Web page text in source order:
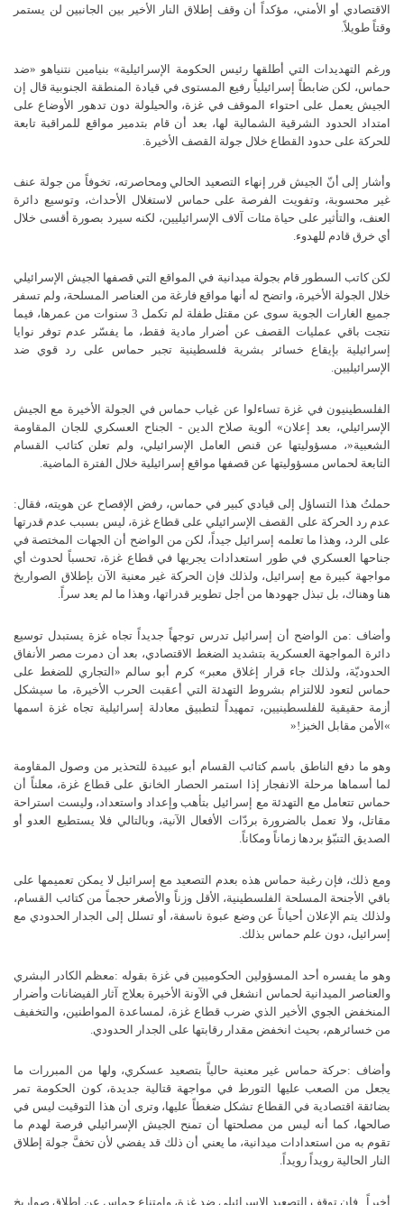
الاقتصادي أو الأمني، مؤكداً أن وقف إطلاق النار الأخير بين الجانبين لن يستمر
وقتاً طويلاً.
ورغم التهديدات التي أطلقها رئيس الحكومة الإسرائيلية« بنيامين نتنياهو »ضد
حماس، لكن ضابطاً إسرائيلياً رفيع المستوى في قيادة المنطقة الجنوبية قال
إن
الجيش يعمل على احتواء الموقف في غزة، والحيلولة دون تدهور الأوضاع على
امتداد
الحدود الشرقية الشمالية لها، بعد أن قام بتدمير مواقع للمراقبة تابعة
للحركة على حدود القطاع خلال جولة القصف الأخيرة
وأشار إلى أنّ الجيش قرر إنهاء التصعيد الحالي ومحاصرته، تخوفاً من جولة عنف
غير
محسوبة، وتفويت الفرصة على حماس لاستغلال الأحداث، وتوسيع دائرة
العنف، والتأثير على حياة مئات آلاف الإسرائيليين، لكنه سيرد بصورة أقسى خلال
أي خرق قادم للهدوء.
لكن كاتب السطور قام بجولة ميدانية في المواقع التي قصفها الجيش الإسرائيلي
خلال الجولة الأخيرة، واتضح له أنها مواقع فارغة من العناصر المسلحة، ولم تسفر
جميع
الغارات الجوية سوى عن مقتل طفلة لم تكمل 3 سنوات من عمرها، فيما
نتجت باقي عمليات القصف عن أضرار مادية فقط، ما يفسّر عدم توفر
نوايا
إسرائيلية
بإيقاع خسائر بشرية فلسطينية تجبر حماس على رد قوي
ضد
الإسرائيليين
الفلسطينيون في غزة تساءلوا عن غياب حماس في الجولة الأخيرة مع الجيش
الإسرائيلي، بعد إعلان« ألوية صلاح الدين - الجناح العسكري للجان المقاومة
الشعبية»، مسؤوليتها عن قنص العامل الإسرائيلي، ولم تعلن كتائب القسام
التابعة لحماس مسؤوليتها عن قصفها مواقع إسرائيلية خلال الفترة الماضية
حملتُ هذا التساؤل إلى قيادي كبير في حماس، رفض الإفصاح عن هويته، فقال:
عدم رد الحركة على القصف الإسرائيلي على قطاع غزة، ليس بسبب عدم قدرتها
على الرد، وهذا ما تعلمه إسرائيل جيداً، لكن من الواضح أن الجهات المختصة في
جناحها
العسكري في طور استعدادات يجريها في قطاع غزة، تحسباً لحدوث أي
مواجهة كبيرة مع إسرائيل، ولذلك فإن الحركة غير معنية الآن بإطلاق
الصواريخ
هنا وهناك، بل تبذل جهودها من أجل تطوير قدراتها، وهذا ما لم يعد سراً .
وأضاف :من الواضح أن إسرائيل تدرس توجهاً جديداً تجاه غزة يستبدل توسيع
دائرة
المواجهة العسكرية بتشديد الضغط الاقتصادي، بعد أن دمرت مصر
الأنفاق
الحدوديّة، ولذلك جاء قرار إغلاق معبر «كرم أبو سالم » التجاري للضغط على
حماس لتعود للالتزام بشروط التهدئة التي أعقبت الحرب الأخيرة، ما سيشكل
أزمة حقيقية للفلسطينيين، تمهيداً لتطبيق معادلة إسرائيلية تجاه غزة
اسمها
« الأمن مقابل الخبز »!
وهو ما دفع الناطق باسم كتائب القسام أبو عبيدة للتحذير من وصول
المقاومة
لما أسماها مرحلة الانفجار إذا استمر الحصار الخانق على قطاع غزة، معلناً أن
حماس تتعامل مع التهدئة مع إسرائيل بتأهب وإعداد واستعداد، وليست استراحة
مقاتل، ولا تعمل بالضرورة بردّات الأفعال الآنية، وبالتالي فلا يستطيع العدو أو
الصديق التنبّؤ بردها زماناً ومكاناً.
ومع ذلك، فإن رغبة حماس هذه بعدم التصعيد مع إسرائيل لا يمكن تعميمها على
باقي
الأجنحة المسلحة الفلسطينية، الأقل وزناً والأصغر حجماً من كتائب القسام،
ولذلك يتم الإعلان أحياناً عن وضع عبوة ناسفة، أو تسلل إلى الجدار الحدودي مع
إسرائيل، دون علم حماس بذلك
وهو ما يفسره أحد المسؤولين الحكوميين في غزة بقوله :معظم الكادر البشري
والعناصر الميدانية لحماس انشغل في الآونة الأخيرة بعلاج آثار الفيضانات وأضرار
المنخفض الجوي الأخير الذي ضرب قطاع غزة، لمساعدة المواطنين، والتخفيف
من خسائرهم، بحيث انخفض مقدار رقابتها على الجدار الحدودي
وأضاف :حركة حماس غير معنية حالياً بتصعيد عسكري، ولها من المبررات ما
يجعل من الصعب عليها التورط في مواجهة قتالية جديدة، كون الحكومة تمر
بضائقة اقتصادية في القطاع تشكل ضغطاً عليها، وترى أن هذا التوقيت ليس في
صالحها، كما أنه ليس من مصلحتها أن تمنح الجيش الإسرائيلي فرصة لهدم ما
تقوم به من استعدادات ميدانية، ما يعني أن ذلك قد يفضي لأن تخفَّ جولة إطلاق
النار
الحالية رويداً رويداً .
أخيراً فإن توقف التصعيد الإسرائيلي ضد غزة، وامتناع حماس عن إطلاق صواريخ